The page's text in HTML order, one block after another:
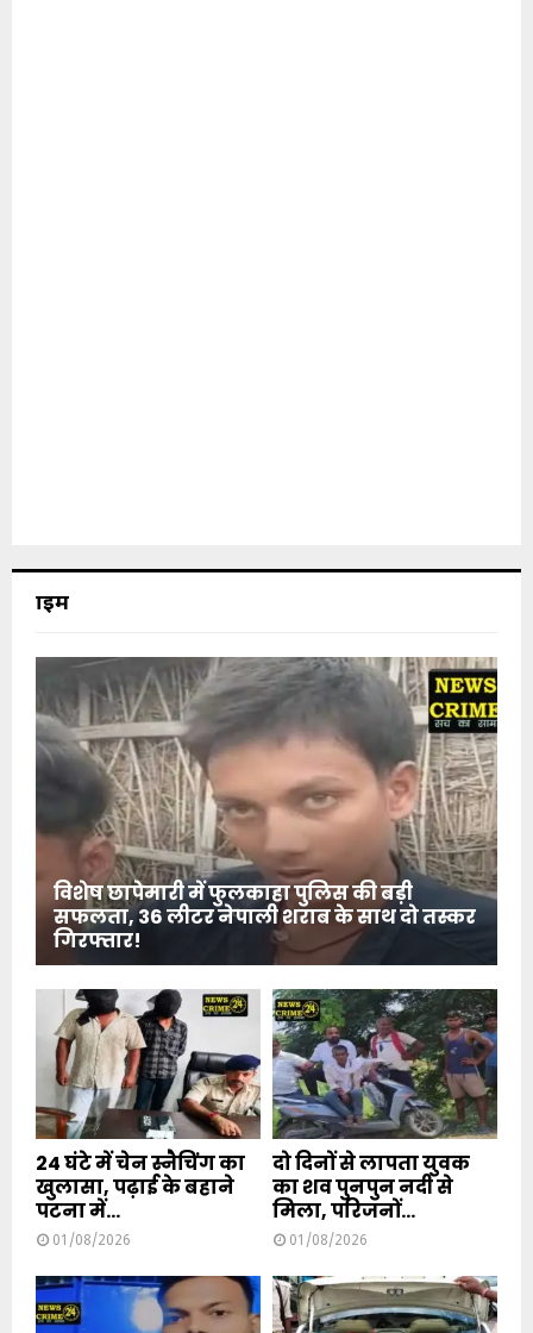
क्राइम
विशेष छापेमारी में फुलकाहा पुलिस की बड़ी
सफलता, 36 लीटर नेपाली शराब के साथ दो तस्कर
गिरफ्तार!
24 घंटे में चेन स्नैचिंग का
खुलासा, पढ़ाई के बहाने
पटना में...
01/08/2026
दो दिनों से लापता युवक
का शव पुनपुन नदी से
मिला, परिजनों...
01/08/2026